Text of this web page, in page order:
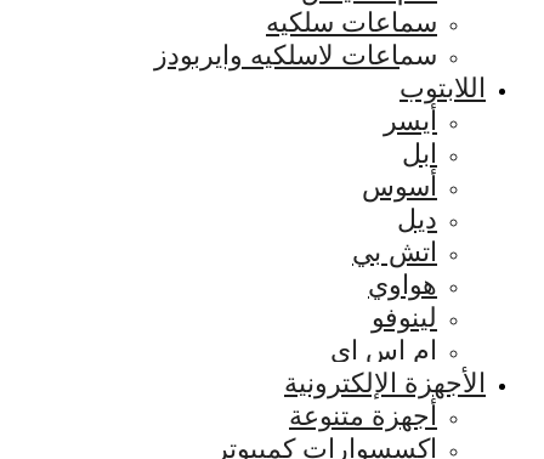
سماعات سلكيه
سماعات لاسلكيه وايربودز
اللابتوب
أيسر
ابل
أسوس
ديل
اتش بي
هواوي
لينوفو
ام اس اي
الأجهزة الإلكترونية
أجهزة متنوعة
اكسسوارات كمبيوتر